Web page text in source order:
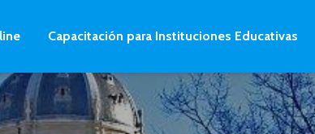
Capacitación para Instituciones Educativas